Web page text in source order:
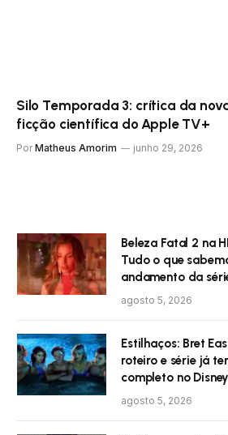
Silo Temporada 3: crítica da
ficção científica do Apple TV+
Por Matheus Amorim junho 29, 2026
Beleza Fatal 2 na
Tudo o que
andamento da
agosto 5, 2026
Estilhaços: Bret
roteiro e série já
completo no
agosto 5, 2026